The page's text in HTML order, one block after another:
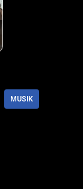
MUSIK